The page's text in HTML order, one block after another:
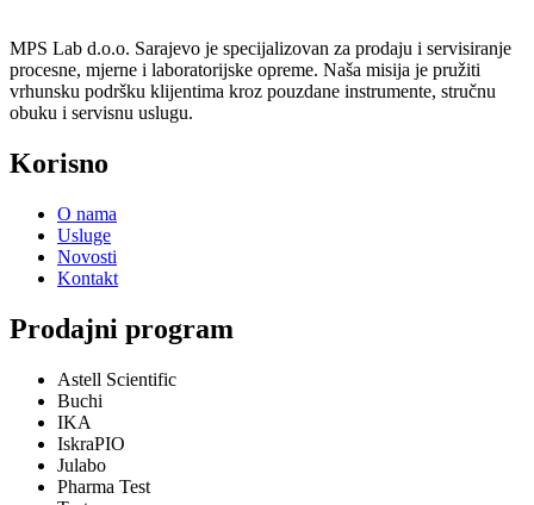
MPS Lab d.o.o. Sarajevo je specijalizovan za prodaju i servisiranje
procesne, mjerne i laboratorijske opreme. Naša misija je pružiti
vrhunsku podršku klijentima kroz pouzdane instrumente, stručnu
obuku i servisnu uslugu.
Korisno
O nama
Usluge
Novosti
Kontakt
Prodajni program
Astell Scientific
Buchi
IKA
IskraPIO
Julabo
Pharma Test